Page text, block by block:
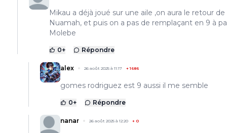
Mikau a déjà joué sur une aile ,on aura le retour de
Nuamah, et puis on a pas de remplaçant en 9 à
Molebe
0+ Répondre
alex 26 août 2025 à 11:17 +1686
gomes rodriguez est 9 aussi il me semble
0+ Répondre
nanar 26 août 2025 à 12:20 + 0